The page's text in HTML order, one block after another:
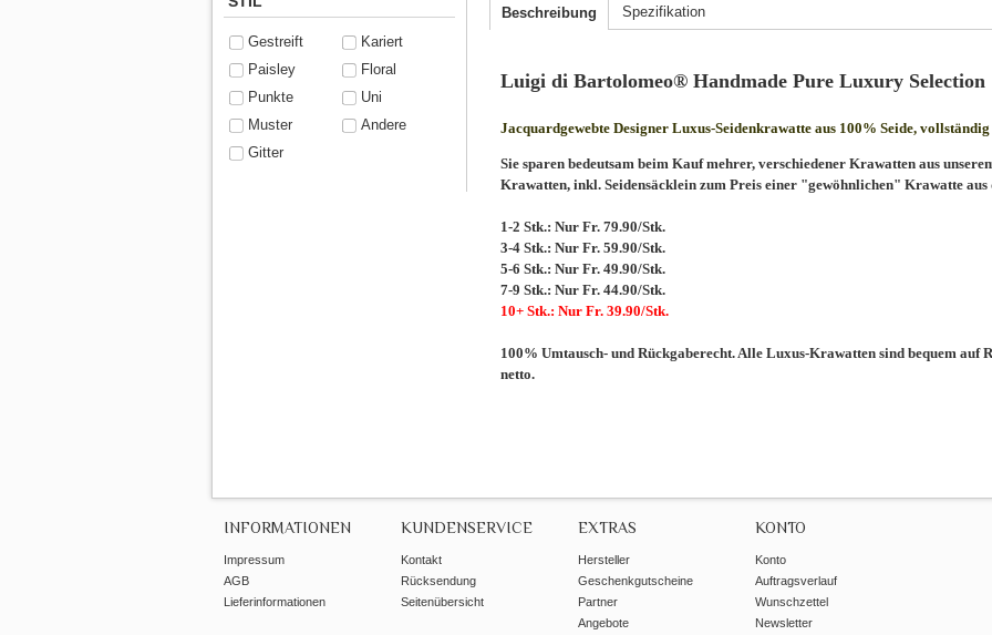
Beschreibung Spezifikation
Luigi di Bartolomeo® Handmade Pure Luxury Selection
Jacquardgewebte Designer Luxus-Seidenkrawatte aus 100% Seide,
Sie sparen bedeutsam beim Kauf mehrer, verschiedener Krawatten aus
Krawatten, inkl. Seidensäcklein zum Preis einer "gewöhnlichen" Krawatte aus
1-2 Stk.: Nur Fr. 79.90/Stk.
3-4 Stk.: Nur Fr. 59.90/Stk.
5-6 Stk.: Nur Fr. 49.90/Stk.
7-9 Stk.: Nur Fr. 44.90/Stk.
10+ Stk.: Nur Fr. 39.90/Stk.
100% Umtausch- und Rückgaberecht. Alle Luxus-Krawatten sind bequem auf
netto.
Gestreift
Kariert
Paisley
Floral
Punkte
Uni
Muster
Andere
Gitter
INFORMATIONEN
Impressum
AGB
Lieferinformationen
KUNDENSERVICE
Kontakt
Rücksendung
Seitenübersicht
EXTRAS
Hersteller
Geschenkgutscheine
Partner
Angebote
KONTO
Konto
Auftragsverlauf
Wunschzettel
Newsletter